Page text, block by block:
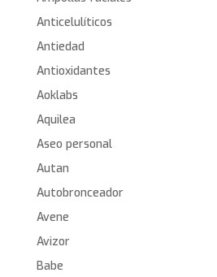
Anticelulíticos
Antiedad
Antioxidantes
Aoklabs
Aquilea
Aseo personal
Autan
Autobronceador
Avene
Avizor
Babe